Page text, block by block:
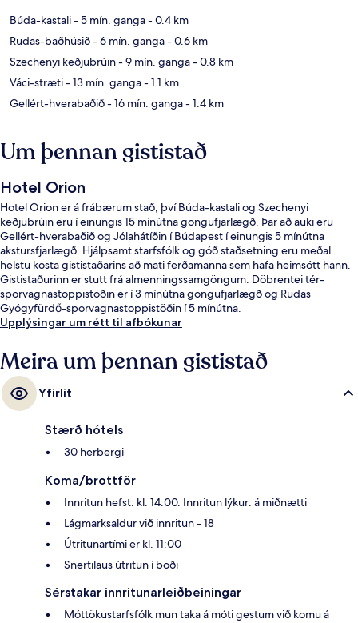
Búda-kastali- 5 mín. ganga- 0.4 km
Rudas-baðhúsið- 6 mín. ganga- 0.6 km
Szechenyi keðjubrúin- 9 mín. ganga- 0.8 km
Váci-stræti- 13 mín. ganga- 1.1 km
Gellért-hverabaðið- 16 mín. ganga- 1.4 km
Um þennan gististað
Hotel Orion
Hotel Orion er á frábærum stað, því Búda-kastali og Szechenyi
keðjubrúin eru í einungis 15 mínútna göngufjarlægð. Þar að auki eru
Gellért-hverabaðið og Jólahátíðin í Búdapest í einungis 5 mínútna
akstursfjarlægð. Hjálpsamt starfsfólk og góð staðsetning eru meðal
helstu kosta gististaðarins að mati ferðamanna sem hafa heimsótt hann.
Gististaðurinn er stutt frá almenningssamgöngum: Döbrentei tér-
sporvagnastoppistöðin er í 3 mínútna göngufjarlægð og Rudas
Gyógyfürdő-sporvagnastoppistöðin í 5 mínútna.
Upplýsingar um rétt til afbókunar
Meira um þennan gististað
Yfirlit
Stærð hótels
30 herbergi
Koma/brottför
Innritun hefst: kl. 14:00. Innritun lýkur: á miðnætti
Lágmarksaldur við innritun - 18
Útritunartími er kl. 11:00
Snertilaus útritun í boði
Sérstakar innritunarleiðbeiningar
Móttökustarfsfólk mun taka á móti gestum við komu á